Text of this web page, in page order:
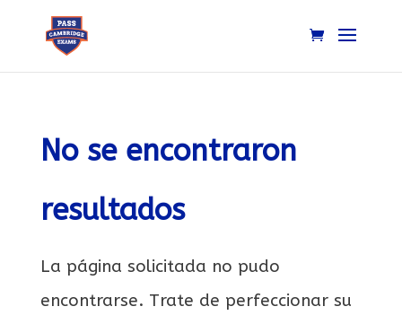
No se encontraron
resultados
La página solicitada no pudo
encontrarse. Trate de perfeccionar su